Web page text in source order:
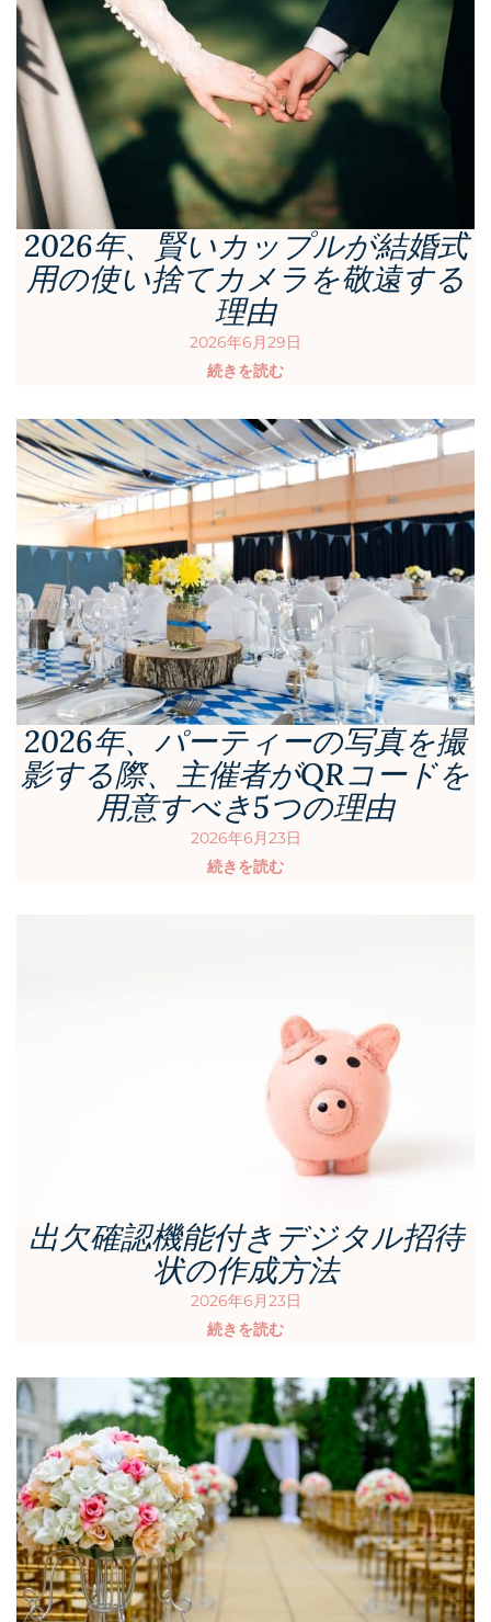
2026年、賢いカップルが結婚式
用の使い捨てカメラを敬遠する
理由
2026年6月29日
続きを読む
2026年、パーティーの写真を撮
影する際、主催者がQRコードを
用意すべき5つの理由
2026年6月23日
続きを読む
出欠確認機能付きデジタル招待
状の作成方法
2026年6月23日
続きを読む